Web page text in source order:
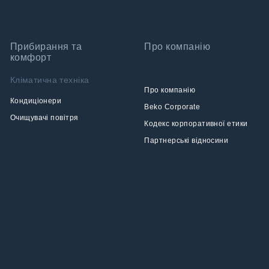
Прибирання та
комфорт
Кліматична техніка
Кондиціонери
Очищувачі повітря
Про компанію
Про компанію
Beko Corporate
Кодекс корпоративної етики
Партнерські відносини